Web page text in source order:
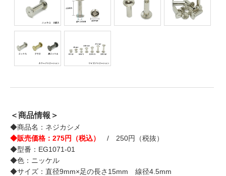
＜商品情報＞
◆商品名：ネジカシメ
◆販売価格：275円（税込）
/ 250円（税抜）
◆型番：EG1071-01
◆色：ニッケル
◆サイズ：直径9mm×足の長さ15mm 線径4.5mm